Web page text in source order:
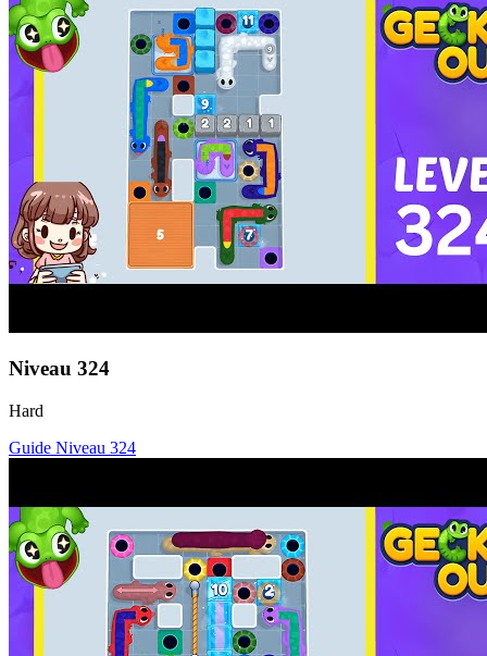
Niveau 324
Hard
Guide Niveau 324